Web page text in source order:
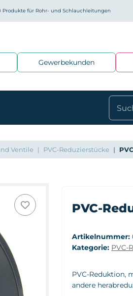
Produkte für Rohr- und Schlauchleitungen
Gewerbekunden
Ventile PVC-Reduzierstücke
PVC-
Artikelnummer:
Kategorie: PVC-
PVC-Reduktion,
andere